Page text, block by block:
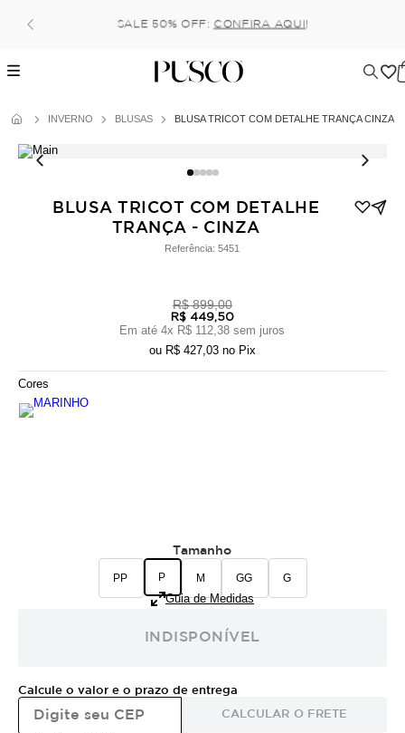
6x (parcela mínima de 100 reais) sem juros!
INVERNO BLUSAS BLUSA TRICOT COM DETALHE TRANÇA CINZA
BLUSA TRICOT COM DETALHE
TRANÇA - CINZA
Referência:5451
R$ 899,00
R$ 449,50
Em até4x R$ 112,38 sem juros
ou R$ 427,03 no Pix
Cores
Tamanho
PP P M GG G
Guia de Medidas
INDISPONÍVEL
Calcule o valor e o prazo de entrega
CALCULAR O FRETE